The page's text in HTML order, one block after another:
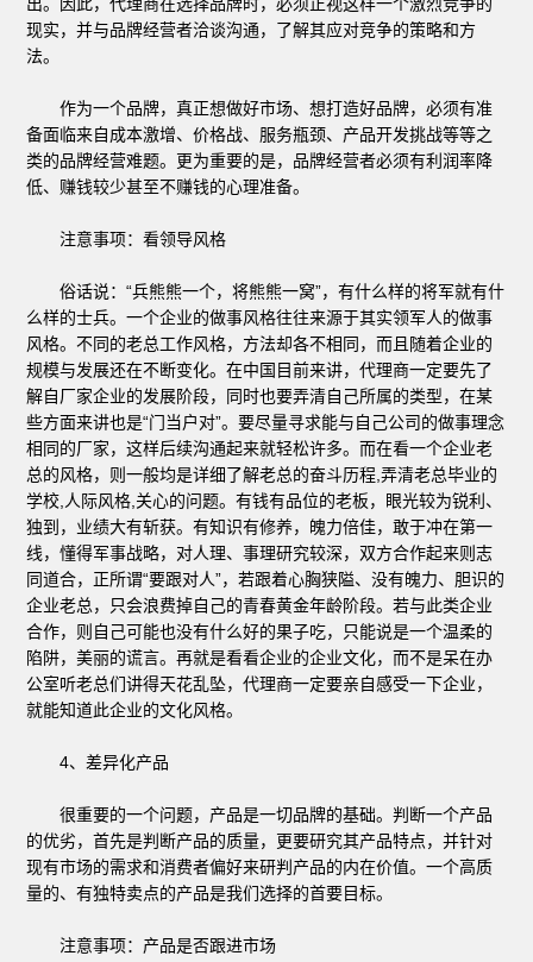
现实，并与品牌经营者洽谈沟通，了解其应对竞争的策略和方
法。
作为一个品牌，真正想做好市场、想打造好品牌，必须有准
备面临来自成本激增、价格战、服务瓶颈、产品开发挑战等等之
类的品牌经营难题。更为重要的是，品牌经营者必须有利润率降
低、赚钱较少甚至不赚钱的心理准备。
注意事项：看领导风格
俗话说：“兵熊熊一个，将熊熊一窝”，有什么样的将军就有什
么样的士兵。一个企业的做事风格往往来源于其实领军人的做事
风格。不同的老总工作风格，方法却各不相同，而且随着企业的
规模与发展还在不断变化。在中国目前来讲，代理商一定要先了
解自厂家企业的发展阶段，同时也要弄清自己所属的类型，在某
些方面来讲也是“门当户对”。要尽量寻求能与自己公司的做事理念
相同的厂家，这样后续沟通起来就轻松许多。而在看一个企业老
总的风格，则一般均是详细了解老总的奋斗历程,弄清老总毕业的
学校,人际风格,关心的问题。有钱有品位的老板，眼光较为锐利、
独到，业绩大有斩获。有知识有修养，魄力倍佳，敢于冲在第一
线，懂得军事战略，对人理、事理研究较深，双方合作起来则志
同道合，正所谓“要跟对人”，若跟着心胸狭隘、没有魄力、胆识的
企业老总，只会浪费掉自己的青春黄金年龄阶段。若与此类企业
合作，则自己可能也没有什么好的果子吃，只能说是一个温柔的
陷阱，美丽的谎言。再就是看看企业的企业文化，而不是呆在办
公室听老总们讲得天花乱坠，代理商一定要亲自感受一下企业，
就能知道此企业的文化风格。
4、差异化产品
很重要的一个问题，产品是一切品牌的基础。判断一个产品
的优劣，首先是判断产品的质量，更要研究其产品特点，并针对
现有市场的需求和消费者偏好来研判产品的内在价值。一个高质
量的、有独特卖点的产品是我们选择的首要目标。
注意事项：产品是否跟进市场